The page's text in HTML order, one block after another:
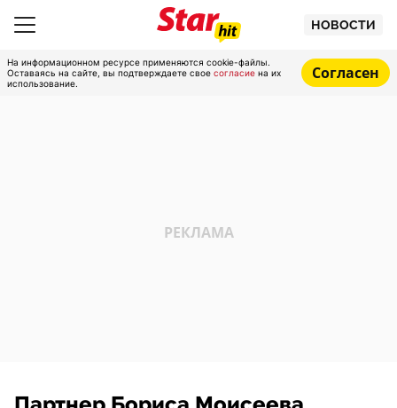
НОВОСТИ
На информационном ресурсе применяются cookie-файлы.
Оставаясь на сайте, вы подтверждаете свое согласие на их
использование.
Согласен